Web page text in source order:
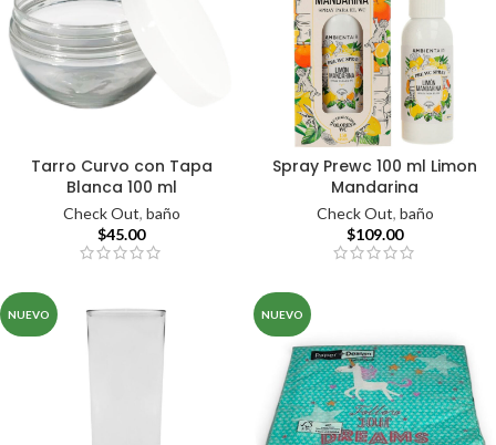
Tarro Curvo con Tapa
Blanca 100 ml
Check Out, baño
$45.00
Spray Prewc 100 ml Limon
Mandarina
Check Out, baño
$109.00
NUEVO NUEVO